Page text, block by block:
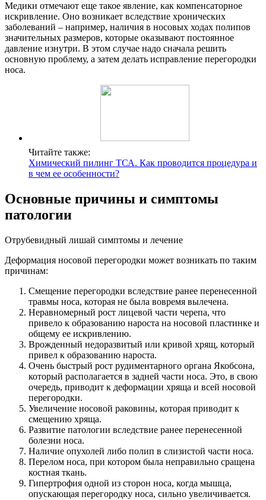
Медики отмечают еще такое явление, как компенсаторное
искривление. Оно возникает вследствие хронических
заболеваний – например, наличия в носовых ходах полипов
значительных размеров, которые оказывают постоянное
давление изнутри. В этом случае надо сначала решить
основную проблему, а затем делать исправление перегородки
носа.
Читайте также:
Химический пилинг ТСА. Как проводится процедура и
в чем ее особенности?
Основные причины и симптомы
патологии
Отрубевидный лишай симптомы и лечение
Деформация носовой перегородки может возникать по таким
причинам:
Смещение перегородки вследствие ранее перенесенной
травмы носа, которая не была вовремя вылечена.
Неравномерный рост лицевой части черепа, что
привело к образованию нароста на носовой пластинке и
общему ее искривлению.
Врожденный недоразвитый или кривой хрящ, который
привел к образованию нароста.
Очень быстрый рост рудиментарного органа Якобсона,
который располагается в задней части носа. Это, в свою
очередь, приводит к деформации хряща и всей носовой
перегородки.
Увеличение носовой раковины, которая приводит к
смещению хряща.
Развитие патологии вследствие ранее перенесенной
болезни носа.
Наличие опухолей либо полип в слизистой части носа.
Перелом носа, при котором была неправильно сращена
костная ткань.
Гипертрофия одной из сторон носа, когда мышца,
опускающая перегородку носа, сильно увеличивается.